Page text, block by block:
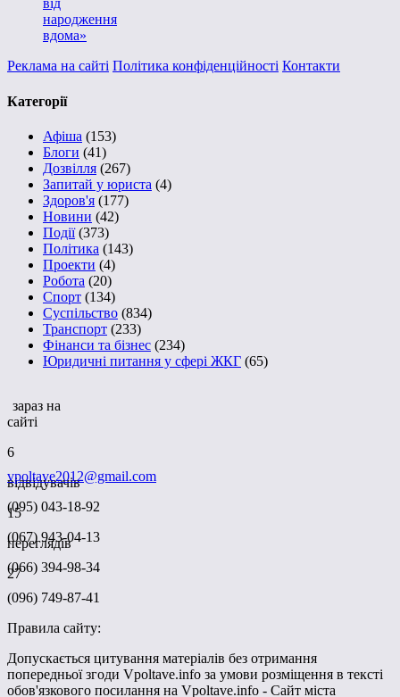
від
народження
вдома»
Реклама на сайті Політика конфіденційності Контакти
Категорії
Афіша (153)
Блоги (41)
Дозвілля (267)
Запитай у юриста (4)
Здоров'я (177)
Новини (42)
Події(373)
Політика (143)
Проекти (4)
Робота (20)
Спорт (134)
Суспільство (834)
Транспорт (233)
Фінанси та бізнес (234)
Юридичні питання у сфері ЖКГ (65)
зараз на
сайті
6
відвідувачів
15
переглядів
27
vpoltave2012@gmail.com
(095) 043-18-92
(067) 943-04-13
(066) 394-98-34
(096) 749-87-41
Правила сайту:
Допускається цитування матеріалів без отримання
попередньої згоди Vpoltave.info за умови розміщення в тексті
обов'язкового посилання на Vpoltave.info - Сайт міста